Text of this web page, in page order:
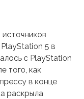
5 в
с PlayStation
того, как
в конце
раскрыла